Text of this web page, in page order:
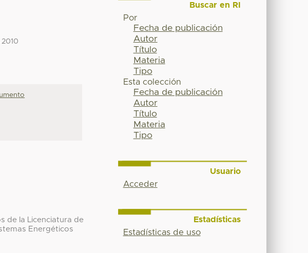
de la Licenciatura de
Energéticos
Buscar en RI
Por
Fecha de publicación
Autor
Título
Materia
Tipo
Esta colección
Fecha de publicación
Autor
Título
Materia
Tipo
Usuario
Acceder
Estadísticas
Estadísticas de uso